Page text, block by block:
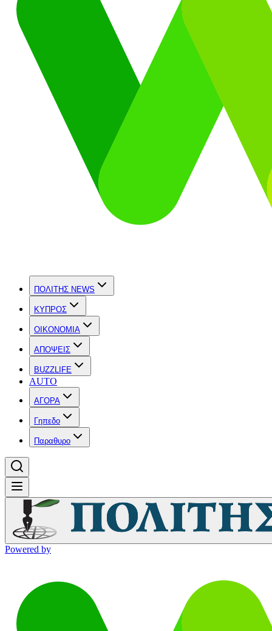
ΠΟΛΙΤΗΣ NEWS
ΚΥΠΡΟΣ
OIKONOMIA
ΑΠΟΨΕΙΣ
BUZZLIFE
AUTO
ΑΓΟΡΑ
Γηπεδο
Παραθυρο
Powered by